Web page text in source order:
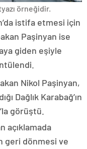
örneğidir.
istifa etmesi için
Paşinyan ise
giden eşiyle
Nikol Paşinyan,
Dağlık Karabağ’ın
görüştü.
açıklamada
geri dönmesi ve